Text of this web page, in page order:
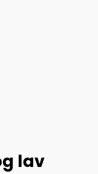
lav